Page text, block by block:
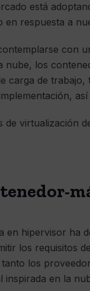
está
respuesta a
con
nube, los
carga de
de virtualización
en hipervisor ha
los requisitos
los
en la